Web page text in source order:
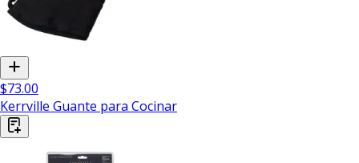
$73.00
Kerrville Guante para Cocinar